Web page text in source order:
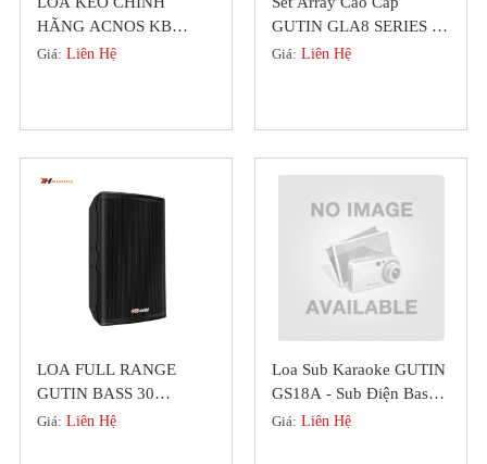
HÃNG ACNOS KB
BEATBOX KB41 (
Giá: Liên Hệ
GUTIN GLA8 SERIES 2
Loa Bass Chính Hãng
Giá: Liên Hệ
LOA FULL RANGE
GUTIN BASS 30
GDL3512 MỚI NHẤT
Giá: Liên Hệ
Loa Sub Karaoke GUTIN
GS18A - Sub Điện Bass
50 Chính Hãng Đức
Giá: Liên Hệ